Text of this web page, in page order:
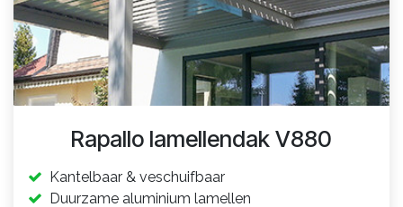
Rapallo lamellendak V880
Kantelbaar & veschuifbaar
Duurzame aluminium lamellen